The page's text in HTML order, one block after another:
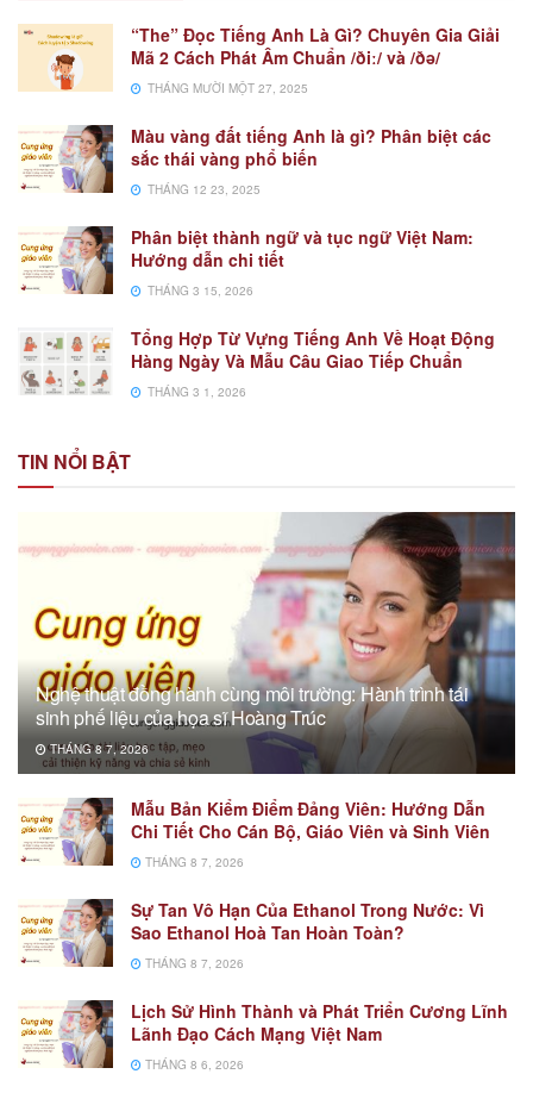
“The” Đọc Tiếng Anh Là Gì? Chuyên Gia Giải
Mã 2 Cách Phát Âm Chuẩn /ðiː/ và /ðə/
THÁNG MƯỜI MỘT 27, 2025
Màu vàng đất tiếng Anh là gì? Phân biệt các
sắc thái vàng phổ biến
THÁNG 12 23, 2025
Phân biệt thành ngữ và tục ngữ Việt Nam:
Hướng dẫn chi tiết
THÁNG 3 15, 2026
Tổng Hợp Từ Vựng Tiếng Anh Về Hoạt Động
Hàng Ngày Và Mẫu Câu Giao Tiếp Chuẩn
THÁNG 3 1, 2026
TIN NỔI BẬT
Nghệ thuật đồng hành cùng môi trường: Hành trình tái
sinh phế liệu của họa sĩ Hoàng Trúc
THÁNG 8 7, 2026
Mẫu Bản Kiểm Điểm Đảng Viên: Hướng Dẫn
Chi Tiết Cho Cán Bộ, Giáo Viên và Sinh Viên
THÁNG 8 7, 2026
Sự Tan Vô Hạn Của Ethanol Trong Nước: Vì
Sao Ethanol Hoà Tan Hoàn Toàn?
THÁNG 8 7, 2026
Lịch Sử Hình Thành và Phát Triển Cương Lĩnh
Lãnh Đạo Cách Mạng Việt Nam
THÁNG 8 6, 2026